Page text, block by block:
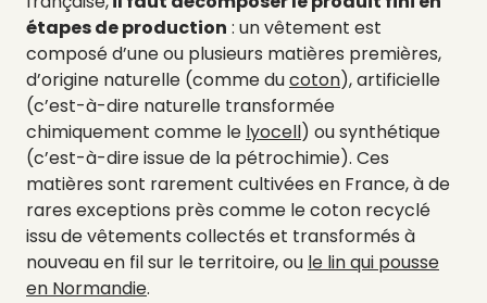
étapes de production : un vêtement est
composé d’une ou plusieurs matières premières,
d’origine naturelle (comme ducoton), artificielle
(c’est-à-dire naturelle transformée
chimiquement comme le lyocell) ou synthétique
(c’est-à-dire issue de la pétrochimie). Ces
matières sont rarement cultivées en France, à de
rares exceptions près comme le coton recyclé
issu de vêtements collectés et transformés à
nouveau en fil sur le territoire, ou le lin qui pousse
en Normandie.